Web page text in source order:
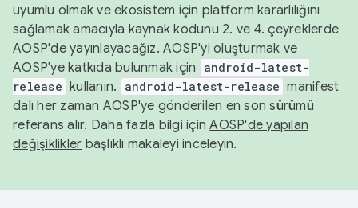
uyumlu olmak ve ekosistem için platform kararlılığını
sağlamak amacıyla kaynak kodunu 2. ve 4. çeyreklerde
AOSP'de yayınlayacağız. AOSP'yi oluşturmak ve
AOSP'ye katkıda bulunmak için
android-latest-
release kullanın. android-latest-release manifest
dalı her zaman AOSP'ye gönderilen en son sürümü
referans alır. Daha fazla bilgi içinAOSP'de yapılan
değişiklikler başlıklı makaleyi inceleyin.